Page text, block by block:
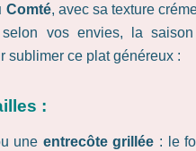
Comté, avec sa texture
selon vos envies, la
sublimer ce plat généreux :
:
une entrecôte grillée : le